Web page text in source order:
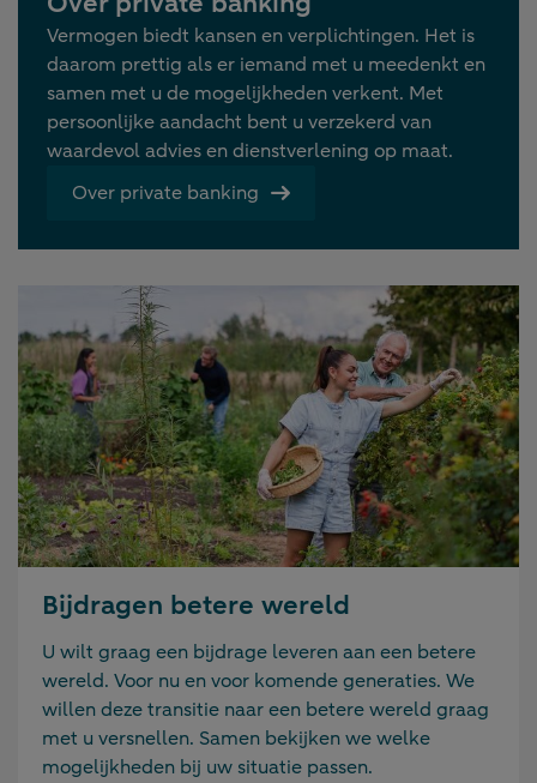
Vermogen biedt kansen en verplichtingen. Het is
daarom prettig als er iemand met u meedenkt en
samen met u de mogelijkheden verkent. Met
persoonlijke aandacht bent u verzekerd van
waardevol advies en dienstverlening op maat.
Over private banking
Bijdragen betere wereld
U wilt graag een bijdrage leveren aan een betere
wereld. Voor nu en voor komende generaties. We
willen deze transitie naar een betere wereld graag
met u versnellen. Samen bekijken we welke
mogelijkheden bij uw situatie passen.